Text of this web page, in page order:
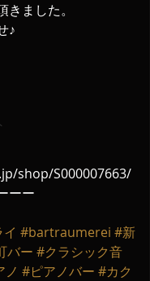
ました。
♪
shop/S000007663/
ーー
#bartraumerei #新
バー #クラシック音
ノ #ピアノバー #カク